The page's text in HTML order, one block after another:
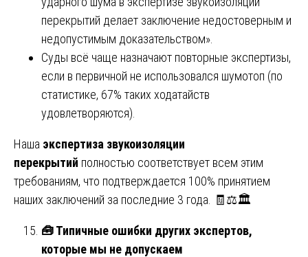
перекрытий делает заключение недостоверным и
недопустимым доказательством».
Суды всё чаще назначают повторные экспертизы,
если в первичной не использовался шумотоп (по
статистике, 67% таких ходатайств
удовлетворяются).
Наша экспертиза звукоизоляции
перекрытий полностью соответствует всем этим
требованиям, что подтверждается 100% принятием
наших заключений за последние 3 года. 🧾⚖️🏛️
🧰Типичные ошибки других экспертов,
которые мы не допускаем